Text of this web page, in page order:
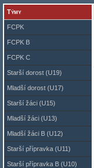
Týmy
FCPK
FCPK B
FCPK C
Starší dorost (U19)
Mladší dorost (U17)
Starší žáci (U15)
Mladší žáci (U13)
Mladší žáci B (U12)
Starší přípravka (U11)
Starší přípravka B (U10)